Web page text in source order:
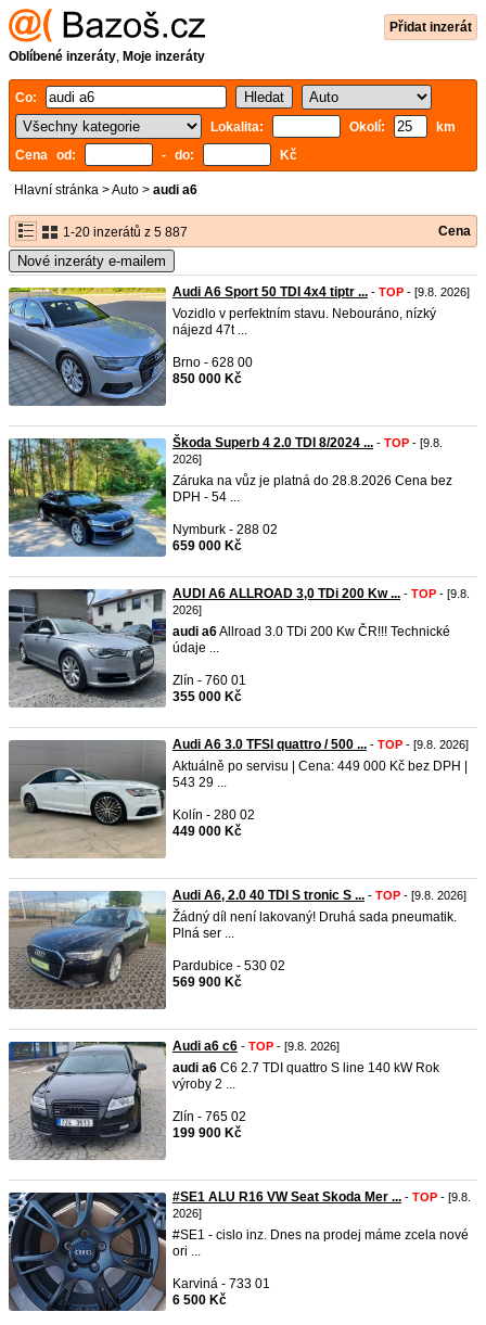
Přidat inzerát
Oblíbené inzeráty, Moje inzeráty
Co:
Lokalita:
Okolí:
km
Cena od:
- do: Kč
Hlavní stránka >Auto > audi a6
1-20 inzerátů z 5 887 Cena
Nové inzeráty e-mailem
Audi A6 Sport 50 TDI 4x4 tiptr ... - TOP - [9.8. 2026]
Vozidlo v perfektním stavu. Nebouráno, nízký
nájezd 47t ...
Brno - 628 00
850 000 Kč
Škoda Superb 4 2.0 TDI 8/2024 ... - TOP - [9.8.
2026]
Záruka na vůz je platná do 28.8.2026 Cena bez
DPH - 54 ...
Nymburk - 288 02
659 000 Kč
AUDI A6 ALLROAD 3,0 TDi 200 Kw ... - TOP - [9.8.
2026]
audi a6Allroad 3.0 TDi 200 Kw ČR!!! Technické
údaje ...
Zlín - 760 01
355 000 Kč
Audi A6 3.0 TFSI quattro / 500 ... - TOP - [9.8. 2026]
Aktuálně po servisu | Cena: 449 000 Kč bez DPH |
543 29 ...
Kolín - 280 02
449 000 Kč
Audi A6, 2.0 40 TDI S tronic S ... - TOP - [9.8. 2026]
Žádný díl není lakovaný! Druhá sada pneumatik.
Plná ser ...
Pardubice - 530 02
569 900 Kč
Audi a6 c6 - TOP - [9.8. 2026]
audi a6 C6 2.7 TDI quattro S line 140 kW Rok
výroby 2 ...
Zlín - 765 02
199 900 Kč
#SE1 ALU R16 VW Seat Skoda Mer ... - TOP - [9.8.
2026]
#SE1 - cislo inz. Dnes na prodej máme zcela nové
ori ...
Karviná - 733 01
6 500 Kč